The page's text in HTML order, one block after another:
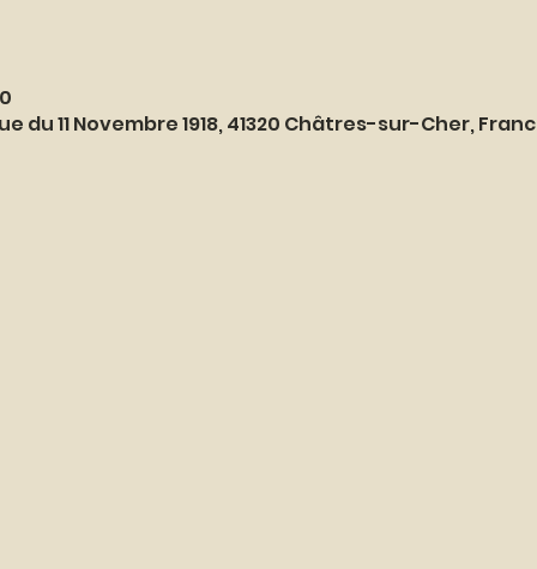
du 11 Novembre 1918, 41320 Châtres-sur-Cher,